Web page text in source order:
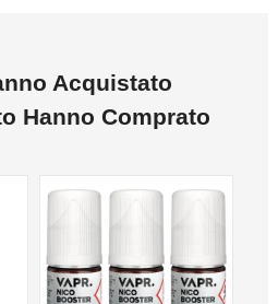
Acquistato
Hanno Comprato